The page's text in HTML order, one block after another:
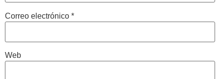
Correo electrónico *
Web